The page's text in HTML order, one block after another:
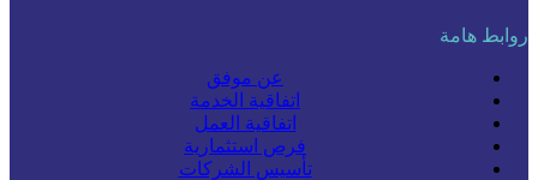
روابط هامة
عن موفق
اتفاقية الخدمة
اتفاقية العمل
فرص استثمارية
تأسيس الشركات